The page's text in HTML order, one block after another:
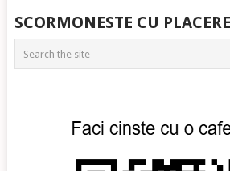
SCORMONESTE CU PLACERE